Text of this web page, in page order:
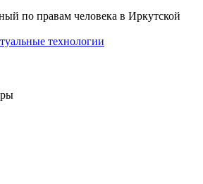
по правам человека в Иркутской
технологии